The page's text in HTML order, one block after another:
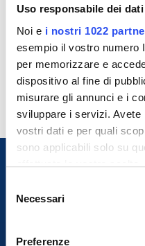
Uso responsabile dei dati
Noi e i nostri 1022
esempio il vostro numero
per memorizzare e
dispositivo al fine di
misurare gli annunci e i
sviluppare i servizi.
vostri dati e per quali
sono applicabili solo su
effettuato le vostre
cookie o facendo clic
Necessari
Preferenze